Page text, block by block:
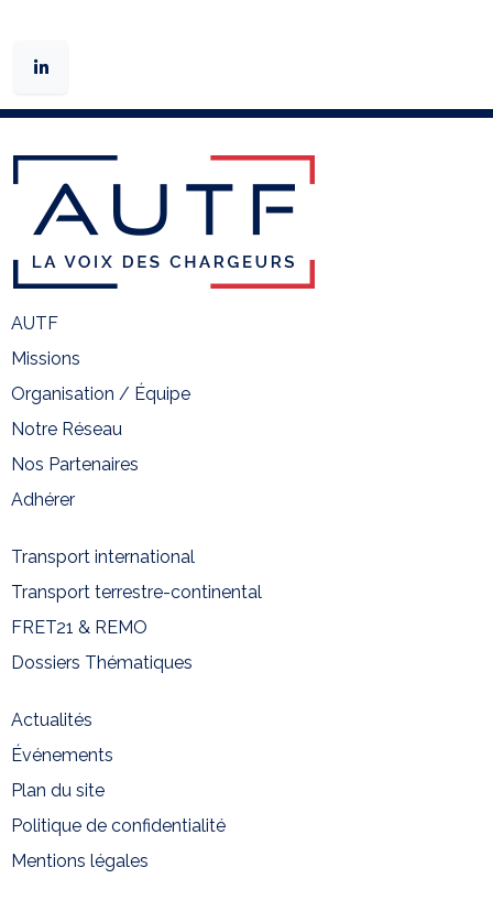
AUTF
Missions
Organisation / Équipe
Notre Réseau
Nos Partenaires
Adhérer
Transport international
Transport terrestre-continental
FRET21 & REMO
Dossiers Thématiques
Actualités
Événements
Plan du site
Politique de confidentialité
Mentions légales